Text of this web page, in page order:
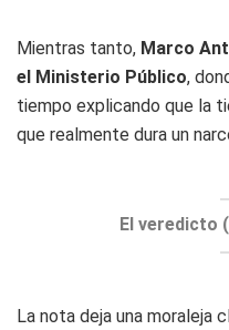
Mientras tanto, Marco
el Ministerio Público,
tiempo explicando que la
que realmente dura un
El veredicto
La nota deja una moraleja